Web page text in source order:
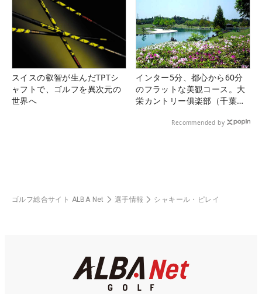
スイスの叡智が生んだTPTシ
ャフトで、ゴルフを異次元の
世界へ
インター5分、都心から60分
のフラットな美観コース。大
栄カントリー俱楽部（千葉
Recommended by
ゴルフ総合サイト ALBA Net 選手情報 シャキール・ピレイ